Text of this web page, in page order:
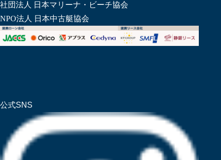
社団法人 日本マリーナ・ビーチ協会
NPO法人 日本中古艇協会
公式SNS